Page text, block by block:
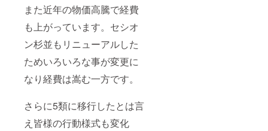
また近年の物価高騰で経費
も上がっています。セシオ
ン杉並もリニューアルした
ためいろいろな事が変更に
なり経費は嵩む一方です。
さらに5類に移行したとは言
え皆様の行動様式も変化